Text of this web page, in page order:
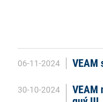
06-11-2024 VEAM
30-10-2024
VEAM